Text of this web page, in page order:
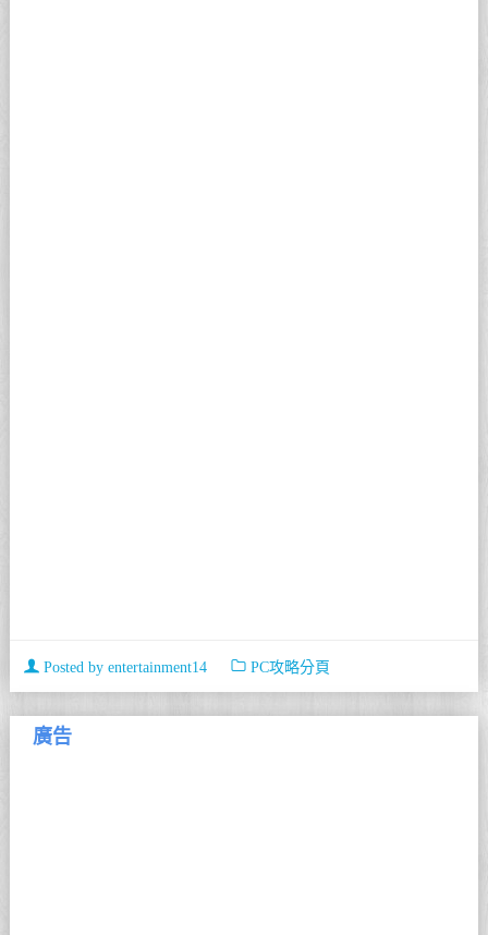
Posted by entertainment14 PC攻略分頁
廣告